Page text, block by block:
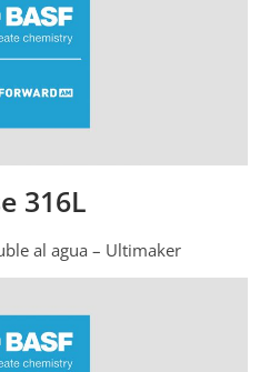
316L
al agua – Ultimaker